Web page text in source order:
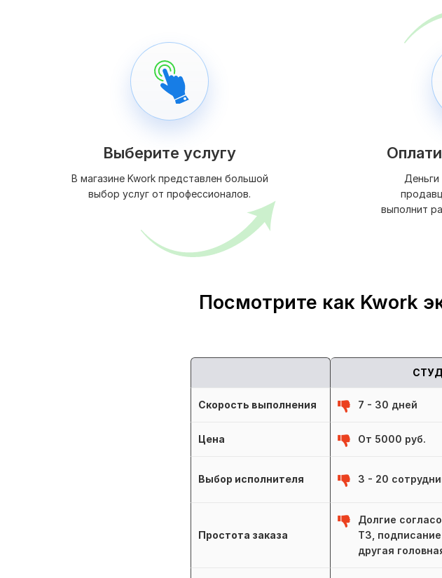
Выберите услугу
В магазине Kwork представлен большой
выбор услуг от профессионалов.
Деньги
выполнит
Посмотрите как Kwork
Скорость выполнения 7 - 30 дней
Цена От 5000 руб.
Выбор исполнителя 3 - 20
Простота заказа
Долгие
ТЗ,
другая